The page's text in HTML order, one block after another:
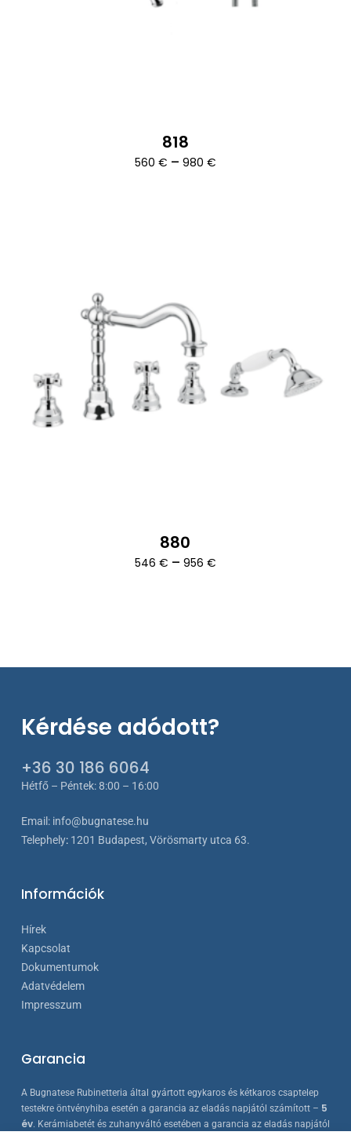
818
560 € – 980 €Ártartomány:
880
546 € – 956 €Ártartomány:
Kérdése adódott?
+36 30 186 6064
Hétfő – Péntek: 8:00 – 16:00
Email: info@bugnatese.hu
Telephely: 1201 Budapest, Vörösmarty utca 63.
Információk
Hírek
Kapcsolat
Dokumentumok
Adatvédelem
Impresszum
Garancia
A Bugnatese Rubinetteria által gyártott egykaros és kétkaros csaptelep
testekre öntvényhiba esetén a garancia az eladás napjától számított – 5
év. Kerámiabetét és zuhanyváltó esetében a garancia az eladás napjától